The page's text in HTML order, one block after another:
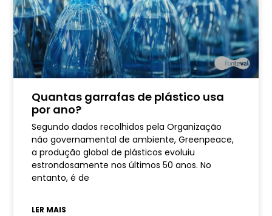
Quantas garrafas de plástico usa
por ano?
Segundo dados recolhidos pela Organização
não governamental de ambiente, Greenpeace,
a produção global de plásticos evoluiu
estrondosamente nos últimos 50 anos. No
entanto, é de
LER MAIS